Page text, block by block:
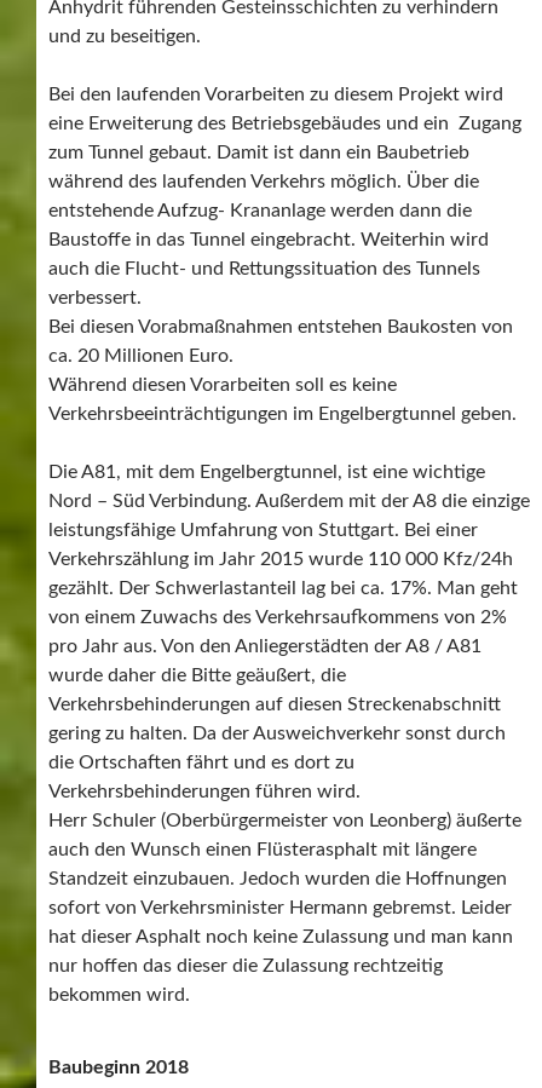
Anhydrit führenden Gesteinsschichten zu verhindern
und zu beseitigen.
Bei den laufenden Vorarbeiten zu diesem Projekt wird
eine Erweiterung des Betriebsgebäudes und ein Zugang
zum Tunnel gebaut. Damit ist dann ein Baubetrieb
während des laufenden Verkehrs möglich. Über die
entstehende Aufzug- Krananlage werden dann die
Baustoffe in das Tunnel eingebracht. Weiterhin wird
auch die Flucht- und Rettungssituation des Tunnels
verbessert.
Bei diesen Vorabmaßnahmen entstehen Baukosten von
ca. 20 Millionen Euro.
Während diesen Vorarbeiten soll es keine
Verkehrsbeeinträchtigungen im Engelbergtunnel geben.
Die A81, mit dem Engelbergtunnel, ist eine wichtige
Nord – Süd Verbindung. Außerdem mit der A8 die einzige
leistungsfähige Umfahrung von Stuttgart. Bei einer
Verkehrszählung im Jahr 2015 wurde 110 000 Kfz/24h
gezählt. Der Schwerlastanteil lag bei ca. 17%. Man geht
von einem Zuwachs des Verkehrsaufkommens von 2%
pro Jahr aus. Von den Anliegerstädten der A8 / A81
wurde daher die Bitte geäußert, die
Verkehrsbehinderungen auf diesen Streckenabschnitt
gering zu halten. Da der Ausweichverkehr sonst durch
die Ortschaften fährt und es dort zu
Verkehrsbehinderungen führen wird.
Herr Schuler (Oberbürgermeister von Leonberg) äußerte
auch den Wunsch einen Flüsterasphalt mit längere
Standzeit einzubauen. Jedoch wurden die Hoffnungen
sofort von Verkehrsminister Hermann gebremst. Leider
hat dieser Asphalt noch keine Zulassung und man kann
nur hoffen das dieser die Zulassung rechtzeitig
bekommen wird.
Baubeginn 2018